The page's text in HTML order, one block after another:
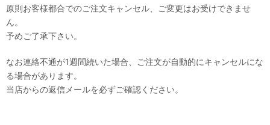
原則お客様都合でのご注文キャンセル、ご変更はお受けできませ
ん。
予めご了承下さい。
なお連絡不通が1週間続いた場合、ご注文が自動的にキャンセルにな
る場合があります。
当店からの返信メールを必ずご確認ください。